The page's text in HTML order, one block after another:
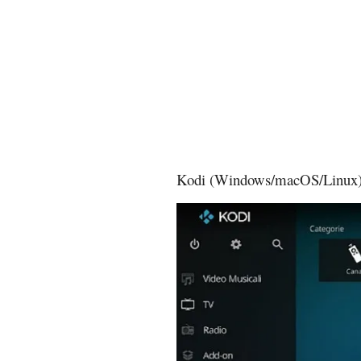
Kodi (Windows/macOS/